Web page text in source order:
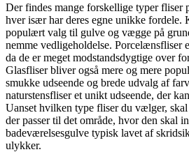
Der findes mange forskellige typer fliser
hver især har deres egne unikke fordele.
populært valg til gulve og vægge på
nemme vedligeholdelse. Porcelænsfliser
da de er meget modstandsdygtige over
Glasfliser bliver også mere og mere
smukke udseende og brede udvalg af
naturstensfliser et unikt udseende, der
Uanset hvilken type fliser du vælger,
der passer til det område, hvor den skal
badeværelsesgulve typisk lavet af
ulykker.